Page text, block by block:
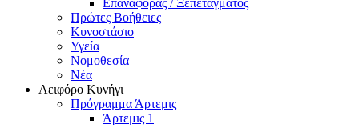
Επαναφοράς / Ξεπετάγματος
Πρώτες Βοήθειες
Κυνοστάσιο
Υγεία
Νομοθεσία
Νέα
Αειφόρο Κυνήγι
Πρόγραμμα Άρτεμις
Άρτεμις 1